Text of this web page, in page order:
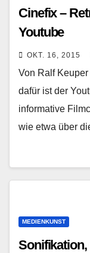
Cinefix –
Youtube
OKT. 16, 2015
Von Ralf
dafür ist der
informative
wie etwa über
MEDIENKUNST
Sonifikation,